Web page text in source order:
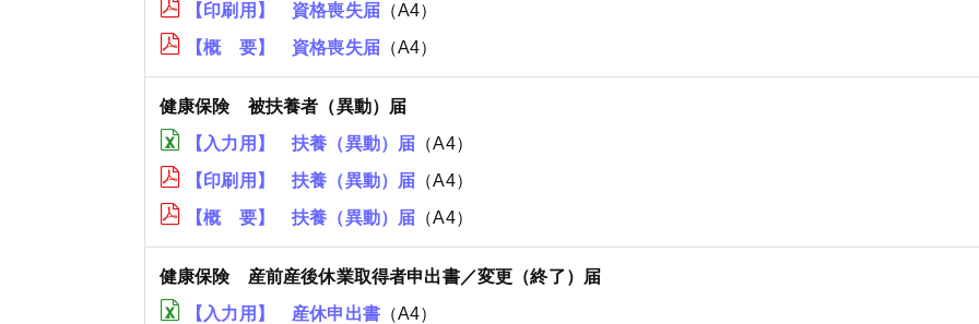
【印刷用】 資格喪失届（A4）
【概 要】 資格喪失届（A4）
健康保険 被扶養者（異動）届
【入力用】 扶養（異動）届 （A4）
【印刷用】 扶養（異動）届 （A4）
【概 要】 扶養（異動）届 （A4）
健康保険 産前産後休業取得者申出書／変更（終了）届
【入力用】 産休申出書（A4）